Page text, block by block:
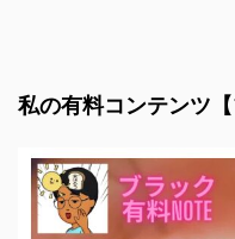
私の有料コンテンツ【